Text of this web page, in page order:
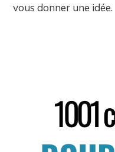
vous donner une idée.